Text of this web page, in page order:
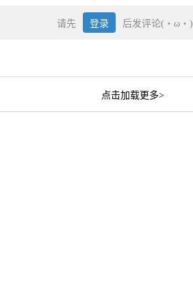
请先 登录 后发评论(・ω・)
点击加载更多>